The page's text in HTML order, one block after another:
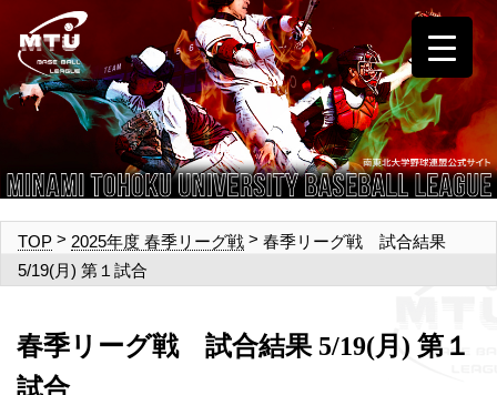
TOP > 2025年度 春季リーグ戦 > 春季リーグ戦 試合結果
5/19(月) 第１試合
春季リーグ戦 試合結果 5/19(月) 第１
試合